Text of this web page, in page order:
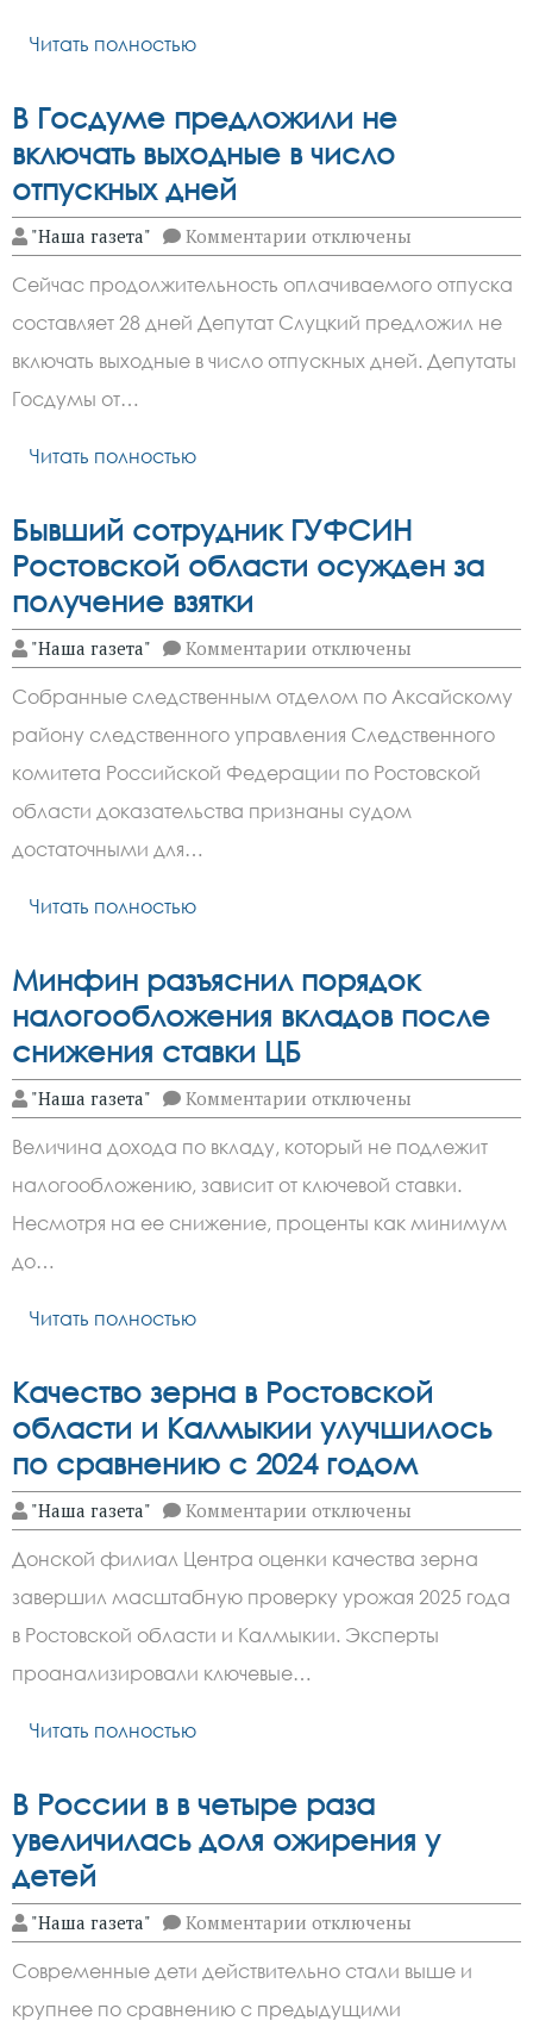
Читать полностью
В Госдуме предложили не
включать выходные в число
отпускных дней
"Наша газета" Комментарии к
записи
Госдуме
предложили
не
включать
выходные
отключены
Сейчас продолжительность оплачиваемого отпуска
составляет 28 дней Депутат Слуцкий предложил не
включать выходные в число отпускных дней. Депутаты
Госдумы от…
Читать полностью
Бывший сотрудник ГУФСИН
Ростовской области осужден за
получение взятки
"Наша газета" Комментарии к
записи
сотрудник
ГУФСИН
Ростовской
области
осужден
за
получение
отключены
Собранные следственным отделом по Аксайскому
району следственного управления Следственного
комитета Российской Федерации по Ростовской
области доказательства признаны судом
достаточными для…
Читать полностью
Минфин разъяснил порядок
налогообложения вкладов после
снижения ставки ЦБ
"Наша газета" Комментарии к
записи
Минфин
разъяснил
порядок
налогообложения
вкладов
после
отключены
Величина дохода по вкладу, который не подлежит
налогообложению, зависит от ключевой ставки.
Несмотря на ее снижение, проценты как минимум
до…
Читать полностью
Качество зерна в Ростовской
области и Калмыкии улучшилось
по сравнению с 2024 годом
"Наша газета" Комментарии к
записи
зерна
в
Ростовской
области
и
отключены
Донской филиал Центра оценки качества зерна
завершил масштабную проверку урожая 2025 года
в Ростовской области и Калмыкии. Эксперты
проанализировали ключевые…
Читать полностью
В России в в четыре раза
увеличилась доля ожирения у
детей
"Наша газета" Комментарии к
записи
России
в
в
отключены
Современные дети действительно стали выше и
крупнее по сравнению с предыдущими